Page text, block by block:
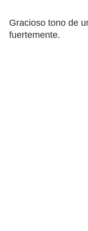
Gracioso tono de
fuertemente.